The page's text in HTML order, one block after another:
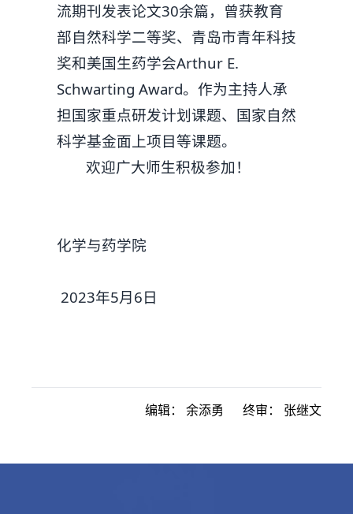
流期刊发表论文30余篇，曾获教育
部自然科学二等奖、青岛市青年科技
奖和美国生药学会Arthur E.
Schwarting Award。作为主持人承
担国家重点研发计划课题、国家自然
科学基金面上项目等课题。
欢迎广大师生积极参加！
化学与药学院
2023年5月6日
编辑： 余添勇 终审： 张继文